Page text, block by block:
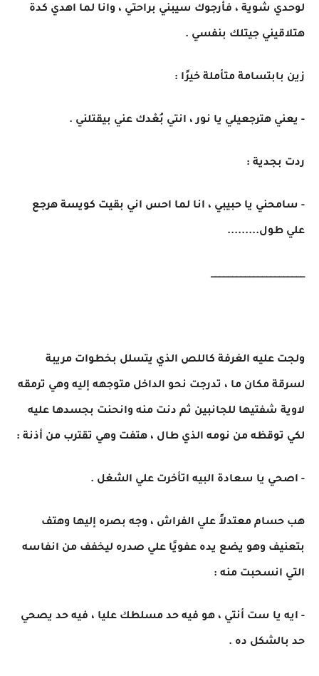
لوحدي شوية ، فأرجوك سيبني براحتي ، وانا لما اهدي كدة
هتلاقيني جيتلك بنفسي .
زين بابتسامة متأملة خيرًا :
- يعني هترجعيلي يا نور ، انتي بُعْدك عني بيقتلني .
ردت بجدية :
- سامحني يا حبيبي ، انا لما احس اني بقيت كويسة هرجع
علي طول.........
______________________
ولجت عليه الغرفة كاللص الذي يتسلل بخطوات مريبة
لسرقة مكان ما ، تدرجت نحو الداخل متوجهه إليه وهي ترمقه
لاوية شفتيها للجانبين ثم دنت منه وانحنت بجسدها عليه
لكي توقظه من نومه الذي طال ، هتفت وهي تقترب من أذنة :
- اصحي يا سعادة البيه اتأخرت علي الشغل .
هب حسام معتدلاً علي الفراش ، وجه بصره إليها وهتف
بتعنيف وهو يضع يده عفويًا علي صدره ليخفف من انفاسه
التي انسحبت منه :
- ايه يا ست أنتي ، هو فيه حد مسلطك عليا ، فيه حد يصحي
حد بالشكل ده .